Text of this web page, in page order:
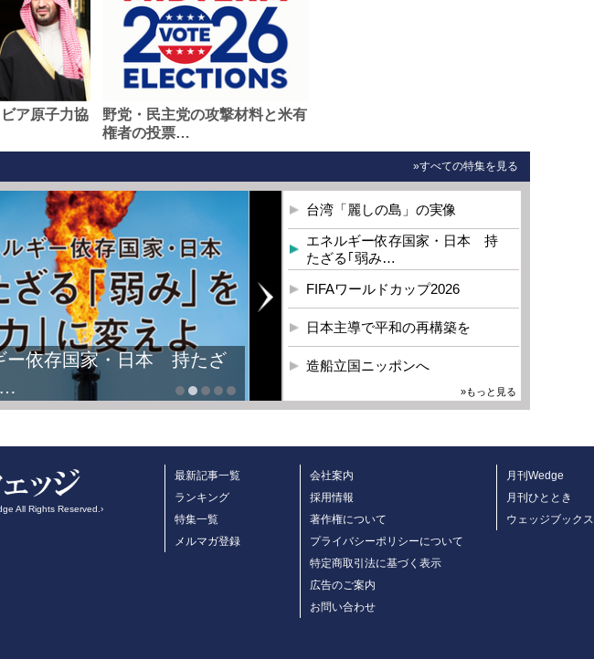
ア原子力協
野党・民主党の攻撃材料と米有
権者の投票…
»すべての特集を見る
ルドカップ2026
台湾「麗しの島」の実像
エネルギー依存国家・日本 持
たざる｢弱み…
FIFAワールドカップ2026
日本主導で平和の再構築を
造船立国ニッポンへ
»もっと見る
All Rights Reserved.›
最新記事一覧
ランキング
特集一覧
メルマガ登録
会社案内
採用情報
著作権について
プライバシーポリシーについて
特定商取引法に基づく表示
広告のご案内
お問い合わせ
月刊Wedge
月刊ひととき
ウェッジブックス